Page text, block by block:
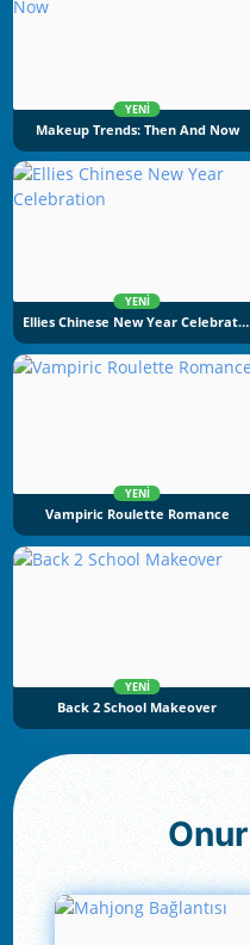
YENI
Makeup Trends: Then And Now
YENI
Ellies Chinese New Year Celebration
YENI
Vampiric Roulette Romance
YENI
Back 2 School Makeover
Onur